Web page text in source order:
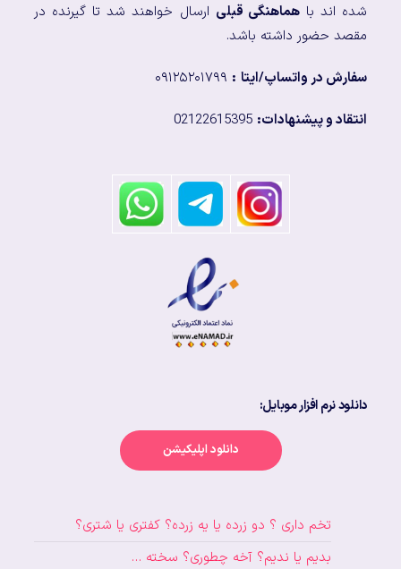
شده اند باهماهنگی قبلی ارسال خواهند شد تا گیرنده در
مقصد حضور داشته باشد.
سفارش در واتساپ/ایتا :
انتقاد و پیشنهادات:
دانلود نرم افزار موبایل:
دانلود اپلیکیشن
تخم داری ؟ دو زرده یا یه زرده؟ کفتری یا شتری؟
بدیم یا ندیم؟ آخه چطوری؟ سخته …